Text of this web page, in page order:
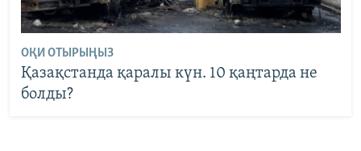
ОҚИ ОТЫРЫҢЫЗ
Қазақстанда қаралы күн. 10 қаңтарда не
болды?